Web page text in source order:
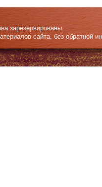
зарезервированы.
сайта, без обратной